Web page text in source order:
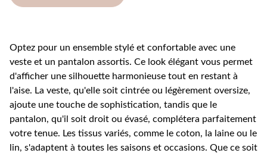
Optez pour un ensemble stylé et confortable avec une
veste et un pantalon assortis. Ce look élégant vous permet
d'afficher une silhouette harmonieuse tout en restant à
l'aise. La veste, qu'elle soit cintrée ou légèrement oversize,
ajoute une touche de sophistication, tandis que le
pantalon, qu'il soit droit ou évasé, complétera parfaitement
votre tenue. Les tissus variés, comme le coton, la laine ou le
lin, s'adaptent à toutes les saisons et occasions. Que ce soit